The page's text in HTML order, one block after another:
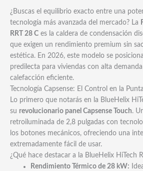
¿Buscas el equilibrio exacto entre una
tecnología más avanzada del mercado? La
RRT 28 C es la caldera de condensación
que exigen un rendimiento premium sin
estética. En 2026, este modelo se
predilecta para viviendas con alta
calefacción eficiente.
Tecnología Capsense: El Control en la
Lo primero que notarás en la BlueHelix
su revolucionario panel Capsense Touch.
retroiluminada de 2,8 pulgadas con
los botones mecánicos, ofreciendo una
extremadamente fácil de usar.
¿Qué hace destacar a la BlueHelix HiTech
Rendimiento Térmico de 28 kW: